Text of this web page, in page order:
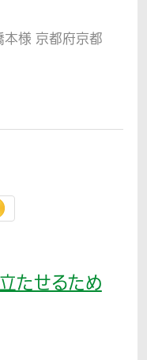
様 京都府京都
たせるため